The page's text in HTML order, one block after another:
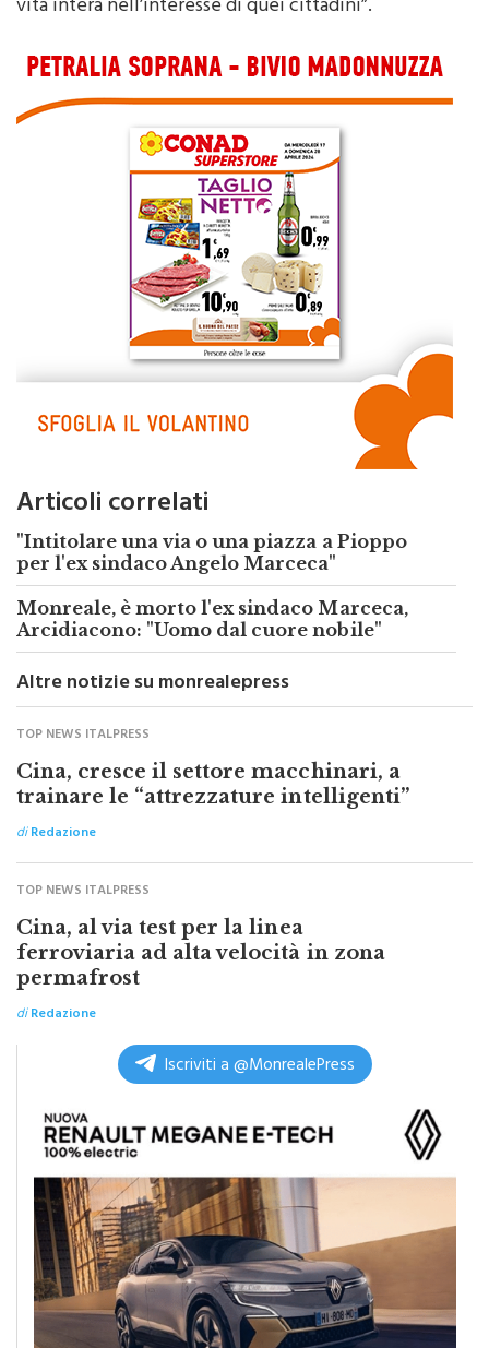
"Intitolare una via o una piazza a Pioppo
per l'ex sindaco Angelo Marceca"
Monreale, è morto l'ex sindaco Marceca,
Arcidiacono: "Uomo dal cuore nobile"
Altre notizie su monrealepress
TOP NEWS ITALPRESS
Cina, cresce il settore macchinari, a
trainare le “attrezzature intelligenti”
diRedazione
TOP NEWS ITALPRESS
Cina, al via test per la linea
ferroviaria ad alta velocità in zona
permafrost
diRedazione
Iscriviti a @MonrealePress